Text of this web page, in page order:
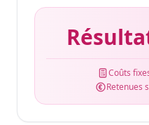
Coûts
Retenues